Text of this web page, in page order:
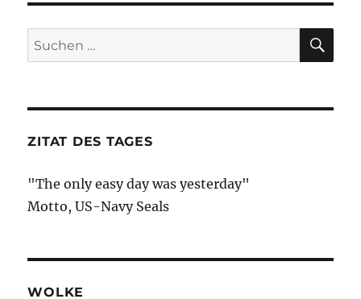
Suche
nach:
ZITAT DES TAGES
"The only easy day was yesterday"
Motto, US-Navy Seals
WOLKE